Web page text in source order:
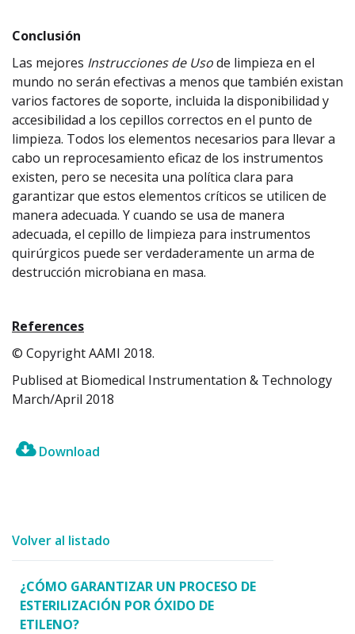
Conclusión
Las mejores Instrucciones de Usode limpieza en el
mundo no serán efectivas a menos que también existan
varios factores de soporte, incluida la disponibilidad y
accesibilidad a los cepillos correctos en el punto de
limpieza. Todos los elementos necesarios para llevar a
cabo un reprocesamiento eficaz de los instrumentos
existen, pero se necesita una política clara para
garantizar que estos elementos críticos se utilicen de
manera adecuada. Y cuando se usa de manera
adecuada, el cepillo de limpieza para instrumentos
quirúrgicos puede ser verdaderamente un arma de
destrucción microbiana en masa.
References
© Copyright AAMI 2018.
Publised at Biomedical Instrumentation & Technology
March/April 2018
Download
Volver al listado
¿CÓMO GARANTIZAR UN PROCESO DE
ESTERILIZACIÓN POR ÓXIDO DE
ETILENO?